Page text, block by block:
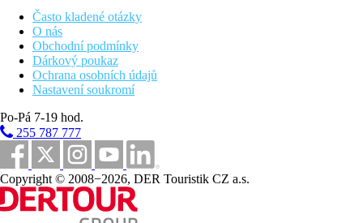
Často kladené otázky
O nás
Obchodní podmínky
Dárkový poukaz
Ochrana osobních údajů
Nastavení soukromí
Po-Pá 7-19 hod.
255 787 777
Copyright © 2008−2026, DER Touristik CZ a.s.